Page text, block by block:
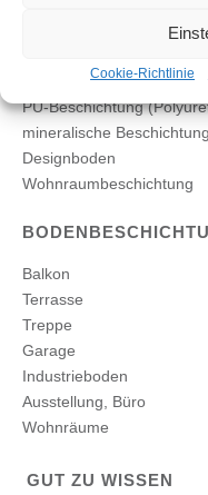
Cookie-Richtlinie
EP-Beschichtung
PU-Beschichtung
mineralische Beschichtung
Designboden
Wohnraumbeschichtung
Balkon
Terrasse
Treppe
Garage
Industrieboden
Ausstellung, Büro
Wohnräume
GUT ZU WISSEN